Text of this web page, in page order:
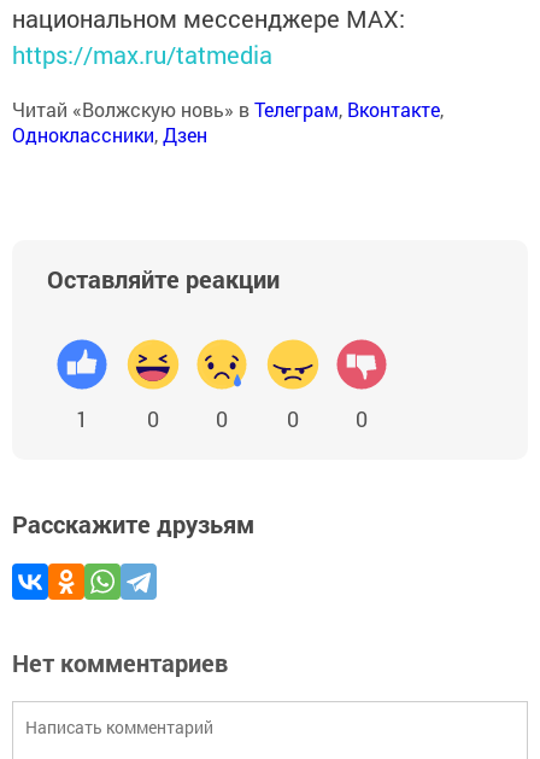
национальном мессенджере MАХ:
https://max.ru/tatmedia
Читай «Волжскую новь» вТелеграм, Вконтакте,
Одноклассники,Дзен
Оставляйте реакции
1 0 0 0 0
Расскажите друзьям
Нет комментариев